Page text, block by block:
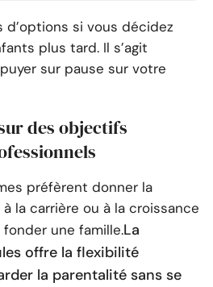
d’options si vous décidez
plus tard. Il s’agit
sur pause sur votre
des objectifs
préfèrent donner la
la carrière ou à la croissance
une famille.La
offre la flexibilité
la parentalité sans se